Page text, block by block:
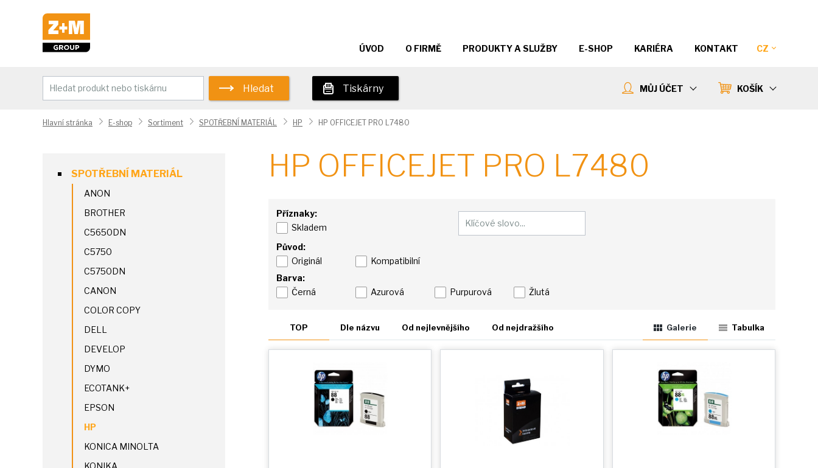
CZ
ÚVOD O FIRMĚ PRODUKTY A SLUŽBY E-SHOP KARIÉRA KONTAKT
Hledat Tiskárny KOŠÍK
MŮJ ÚČET
Hlavní stránka E-shop Sortiment SPOTŘEBNÍ MATERIÁL HP HP OFFICEJET PRO L7480
HP OFFICEJET PRO L7480
Příznaky:
Skladem
Původ:
Originál
Kompatibilní
Barva:
Černá
Azurová Purpurová Žlutá
TOP Dle názvu Od nejlevnějšího Od nejdražšího Tabulka
Galerie
SPOTŘEBNÍ MATERIÁL
ANON
BROTHER
C5650DN
C5750
C5750DN
CANON
COLOR COPY
DELL
DEVELOP
DYMO
ECOTANK+
EPSON
HP
KONICA MINOLTA
KONIKA